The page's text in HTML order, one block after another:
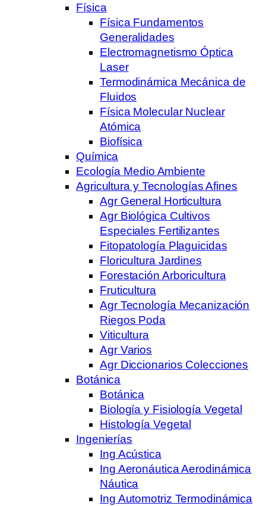
Física
Física Fundamentos
Generalidades
Electromagnetismo Óptica
Laser
Termodinámica Mecánica de
Fluidos
Física Molecular Nuclear
Atómica
Biofísica
Química
Ecología Medio Ambiente
Agricultura y Tecnologías Afines
Agr General Horticultura
Agr Biológica Cultivos
Especiales Fertilizantes
Fitopatología Plaguicidas
Floricultura Jardines
Forestación Arboricultura
Fruticultura
Agr Tecnología Mecanización
Riegos Poda
Viticultura
Agr Varios
Agr Diccionarios Colecciones
Botánica
Botánica
Biología y Fisiología Vegetal
Histología Vegetal
Ingenierías
Ing Acústica
Ing Aeronáutica Aerodinámica
Náutica
Ing Automotriz Termodinámica